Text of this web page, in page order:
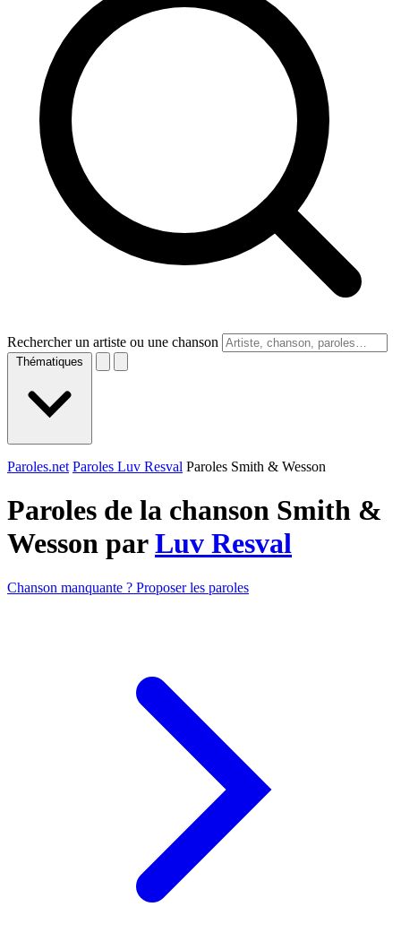
Rechercher un artiste ou une chanson
Thématiques
Paroles.net Paroles Luv Resval Paroles Smith & Wesson
Paroles de la chanson Smith &
Wesson parLuv Resval
Chanson manquante ? Proposer les paroles